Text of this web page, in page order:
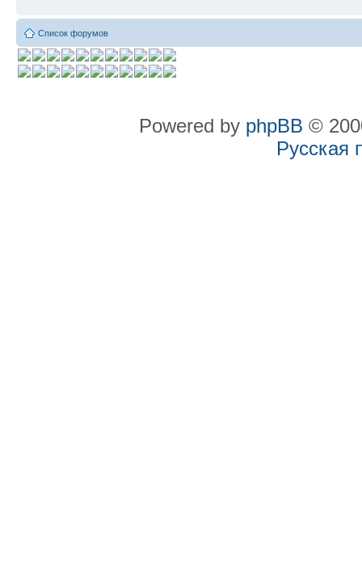
Список форумов
Powered by phpBB ©
Русская